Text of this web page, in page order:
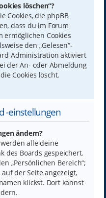
löschen“?
Cookies, die phpBB
dass du im Forum
Cookies
den „Gelesen“-
Administration aktiviert
der An- oder Abmeldung
Cookies löscht.
-einstellungen
ändern?
alle deine
des Boards gespeichert.
„Persönlichen Bereich“;
der Seite angezeigt,
klickst. Dort kannst